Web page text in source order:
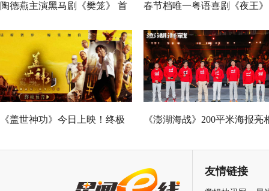
陶德燕主演黑马剧《樊笼》 首
演蛇蝎美人扮相惊艳
春节档唯一粤语喜剧《夜王》
广州路演 黄子华粤语“造梗
王”现场爆笑开大
《盖世神功》今日上映！终极 《澎湖海战》200平米海报亮
友情链接